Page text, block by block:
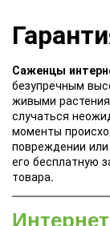
Саженцы
безупречным
живыми
случаться
моменты
повреждении
его бесплатную
товара.